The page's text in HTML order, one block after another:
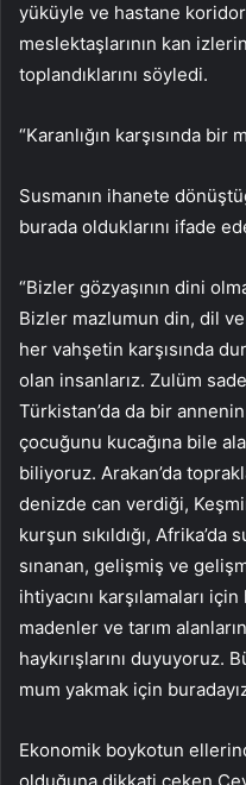
yüküyle ve hastane
meslektaşlarının kan
toplandıklarını söyledi.
“Karanlığın karşısında bir
Susmanın ihanete
burada olduklarını ifade
“Bizler gözyaşının dini
Bizler mazlumun din, dil ve
her vahşetin karşısında
olan insanlarız. Zulüm
Türkistan’da da bir
çocuğunu kucağına bile
biliyoruz. Arakan’da
denizde can verdiği,
kurşun sıkıldığı, Afrika’da
sınanan, gelişmiş ve
ihtiyacını karşılamaları
madenler ve tarım
haykırışlarını duyuyoruz.
mum yakmak için
Ekonomik boykotun